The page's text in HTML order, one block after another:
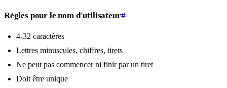
Règles pour le nom d'utilisateur#
4-32 caractères
Lettres minuscules, chiffres, tirets
Ne peut pas commencer ni finir par un tiret
Doit être unique